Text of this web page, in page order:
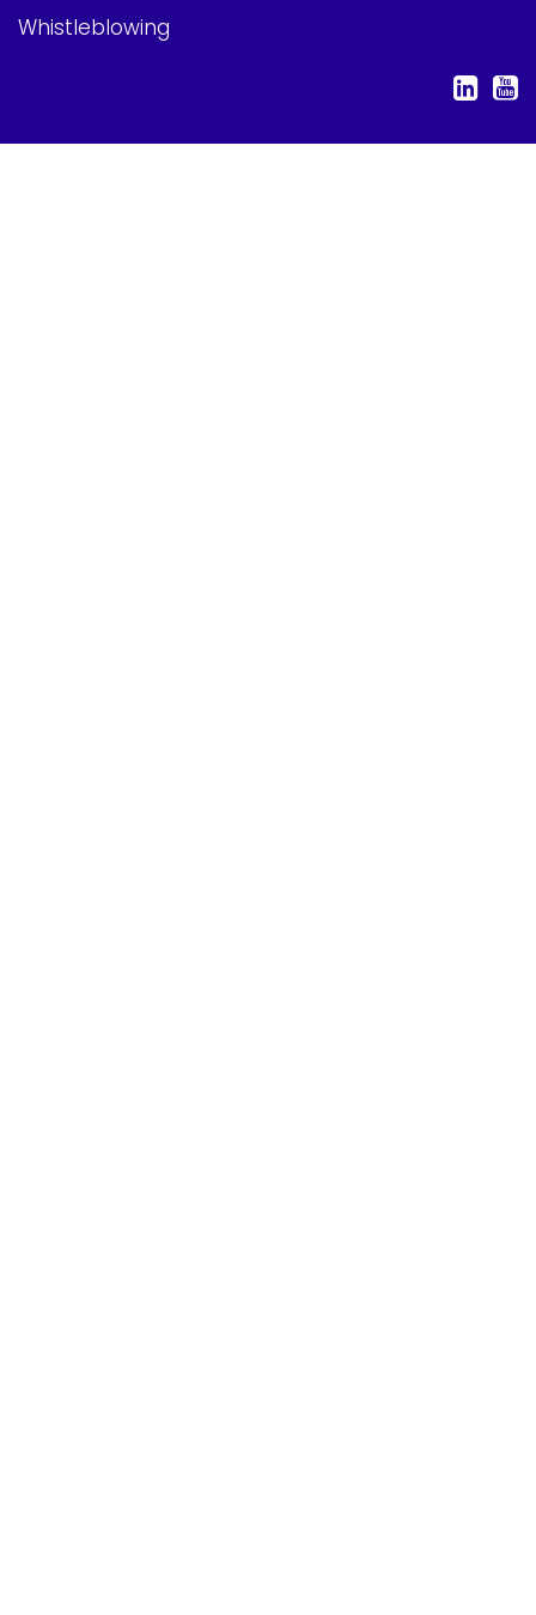
Whistleblowing